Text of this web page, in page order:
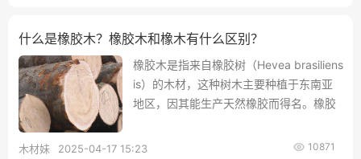
消费者的首选。
什么是橡胶木？橡胶木和橡木有什么区别？
橡胶木是指来自橡胶树（Hevea brasiliens
is）的木材，这种树木主要种植于东南亚
地区，因其能生产天然橡胶而得名。橡胶
均匀、坚硬且易于加工，常被用于制作家
木材妹 2025-04-17 15:23 10871